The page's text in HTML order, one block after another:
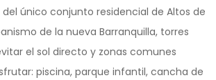
único conjunto residencial de Altos de
de la nueva Barranquilla, torres
el sol directo y zonas comunes
piscina, parque infantil, cancha de